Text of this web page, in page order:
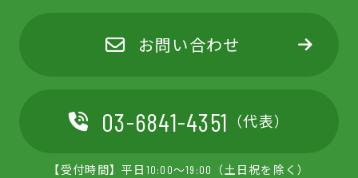
お問い合わせ
03-6841-4351 （代表）
【受付時間】平日10:00～19:00（土日祝を除く）